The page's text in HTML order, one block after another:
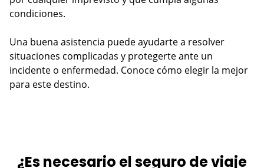
condiciones.
Una buena asistencia puede ayudarte a resolver
situaciones complicadas y protegerte ante un
incidente o enfermedad. Conoce cómo elegir la mejor
para este destino.
¿Es necesario el seguro de viaje